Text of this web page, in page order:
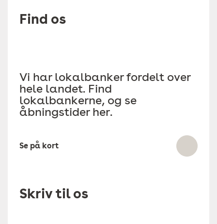
Find os
Vi har lokalbanker fordelt over
hele landet. Find
lokalbankerne, og se
åbningstider her.
Se på kort
Skriv til os